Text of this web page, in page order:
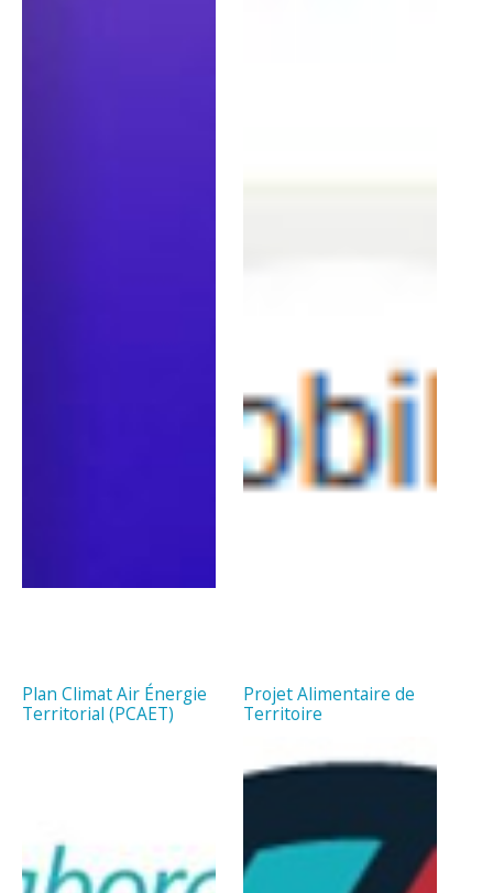
Plan Climat Air Énergie
Territorial (PCAET)
Projet Alimentaire de
Territoire